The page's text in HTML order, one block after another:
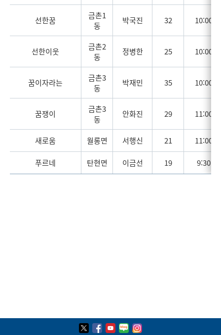
선한꿈
금촌1
동
박국진 32 10:00
선한이웃
금촌2
동
정병한 25 10:00
꿈이자라는
금촌3
동
박재민 35 10:00
꿈쟁이
금촌3
동
안화진 29 11:00
새로움 월롱면 서행신 21 11:00
푸르네 탄현면 이금선 19 9:30